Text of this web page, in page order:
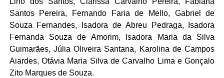
Santos Pereira, Fernando Faria de Mello, Gabriel de
Souza Fernandes, Isadora de Abreu Pedraga, Isadora
Fernanda Souza de Amorim, Isadora Maria da Silva
Guimarães, Júlia Oliveira Santana, Karolina de Campos
Aiardes, Otávia Maria Silva de Carvalho Lima e Gonçalo
Zito Marques de Souza.